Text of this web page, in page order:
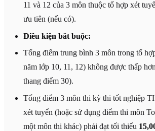
11 và 12 của 3 môn thuộc tổ hợp xét
ưu tiên (nếu có).
Điều kiện bắt buộc:
Tổng điểm trung bình 3 môn trong tổ
năm lớp 10, 11, 12) không được thấp hơn
thang điểm 30).
Tổng điểm 3 môn thi kỳ thi tốt nghiệp
xét tuyển (hoặc sử dụng điểm thi môn
một môn thi khác) phải đạt tối thiểu